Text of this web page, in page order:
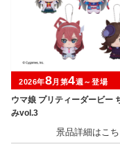
ウマ娘 プリティーダービー
みvol.3
2026年8月第4週～登場